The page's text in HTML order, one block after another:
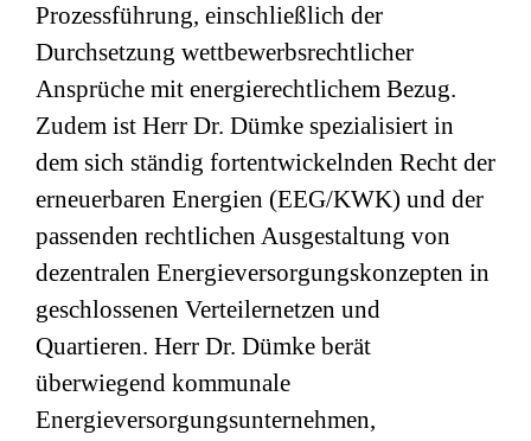
Prozessführung, einschließlich der
Durchsetzung wettbewerbsrechtlicher
Ansprüche mit energierechtlichem Bezug.
Zudem ist Herr Dr. Dümke spezialisiert in
dem sich ständig fortentwickelnden Recht der
erneuerbaren Energien (EEG/KWK) und der
passenden rechtlichen Ausgestaltung von
dezentralen Energieversorgungskonzepten in
geschlossenen Verteilernetzen und
Quartieren. Herr Dr. Dümke berät
überwiegend kommunale
Energieversorgungsunternehmen,